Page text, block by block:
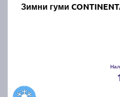
Зимни гуми